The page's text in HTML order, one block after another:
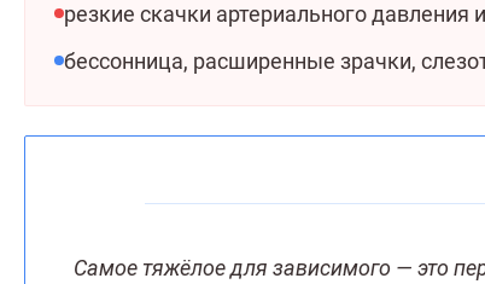
резкие скачки артериального
бессонница, расширенные зрачки,
Самое тяжёлое для зависимого — это